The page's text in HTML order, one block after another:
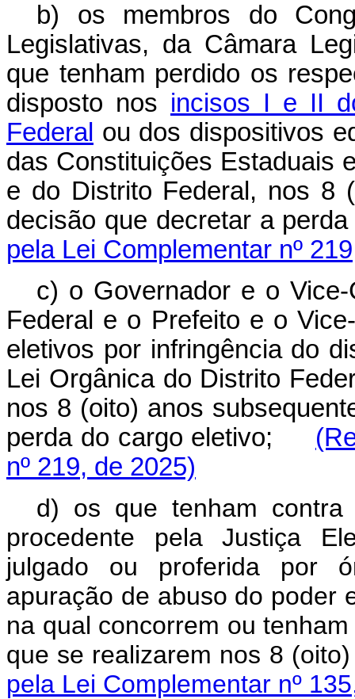
b) os membros do
Legislativas, da Câmara
que tenham perdido os
disposto nos incisos I e II
Federal ou dos dispositivos
das Constituições Estaduais
e do Distrito Federal, nos 8
decisão que decretar a
pela Lei Complementar nº
c) o Governador e o
Federal e o Prefeito e o
eletivos por infringência do
Lei Orgânica do Distrito
nos 8 (oito) anos
perda do cargo eletivo;
nº 219, de 2025)
d) os que tenham contra
procedente pela Justiça
julgado ou proferida por
apuração de abuso do poder
na qual concorrem ou
que se realizarem nos 8 (oito)
pela Lei Complementar nº